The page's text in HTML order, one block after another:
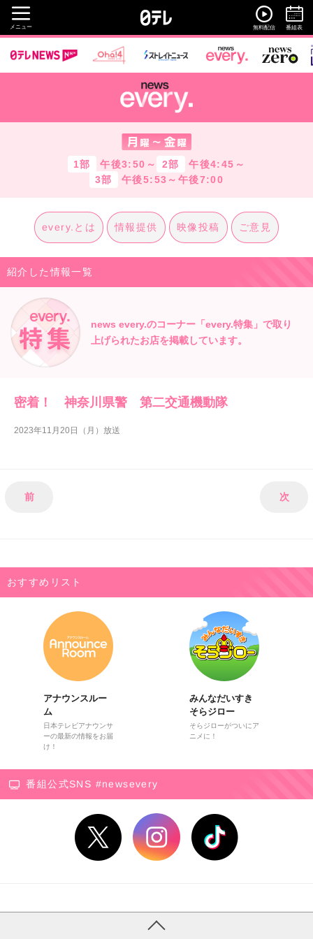
メニュー 無料配信 番組表
1部 午後3:50～ 2部
午後4:45～
3部
午後5:53～午後7:00
every.とは 情報提供 映像投稿 ご意見
紹介した情報一覧
news every.のコーナー「every.特集」で取り
上げられたお店を掲載しています。
密着！ 神奈川県警 第二交通機動隊
2023年11月20日（月）放送
前 次
おすすめリスト
アナウンスルー
ム
日本テレビアナウンサ
ーの最新の情報をお届
け！
みんなだいすき
そらジロー
そらジローがついにア
ニメに！
番組公式SNS #newsevery